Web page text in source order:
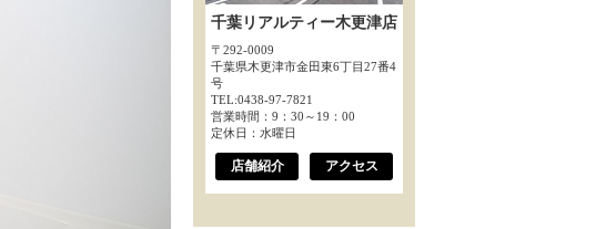
千葉リアルティー木更津店
〒292-0009
千葉県木更津市金田東6丁目27番4
号
TEL:0438-97-7821
営業時間：9：30～19：00
定休日：水曜日
店舗紹介 アクセス